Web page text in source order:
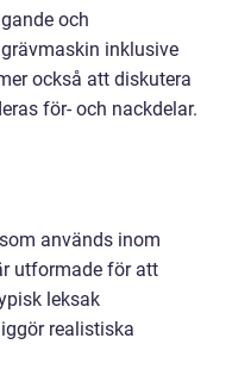
och
inklusive
också att diskutera
för- och nackdelar.
används inom
utformade för att
leksak
realistiska